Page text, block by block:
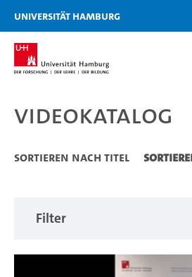
Zu den Filtern
Zur Metanavigation
Zur Hauptnavigation
Zur Suche
Zum Inhalt
Zum Seitenfuss
Universität Hamburg
Videokatalog
Videokatalog
Sortieren nach Titel
Filter